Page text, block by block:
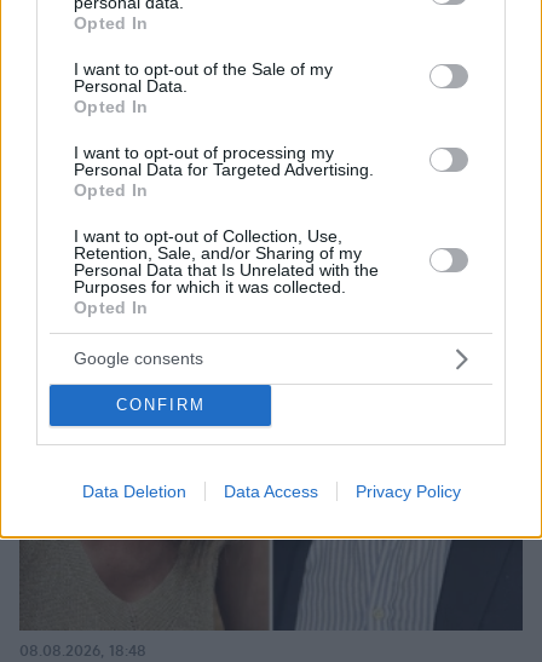
grant or deny consent to Google and its third-party tags to
use your data for below specified purposes in below Google
consent section.
Opted In
I want to opt-out of the Sale of my
Personal Data.
Opted In
I want to opt-out of processing my
Personal Data for Targeted Advertising.
Opted In
I want to opt-out of Collection, Use,
Retention, Sale, and/or Sharing of my
Personal Data that Is Unrelated with the
Purposes for which it was collected.
Opted In
Google consents
CONFIRM
Data Deletion Data Access Privacy Policy
τον 13χρονο Λιονέλ από το χέρι και άλλαξε την
ιστορία του ποδοσφαίρου με μια υπογραφή σε...
χαρτοπετσέτα
08.08.2026, 18:48